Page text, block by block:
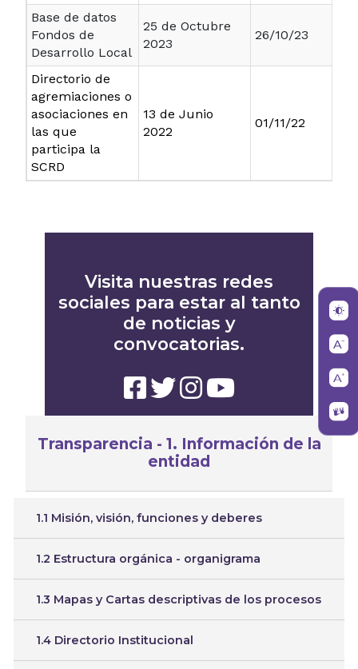
Transparencia - 1. Información de la
entidad
1.1 Misión, visión, funciones y deberes
1.2 Estructura orgánica - organigrama
1.3 Mapas y Cartas descriptivas de los procesos
1.4 Directorio Institucional
Base de datos
Fondos de
Desarrollo Local
25 de Octubre
2023
26/10/23
Directorio de
agremiaciones o
asociaciones en
las que
participa la
SCRD
13 de Junio
2022
01/11/22
Visita nuestras redes
sociales para estar al tanto
de noticias y
convocatorias.